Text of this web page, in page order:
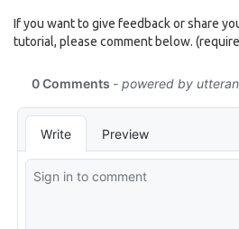
If you want to give feedback or share
tutorial, please comment below.